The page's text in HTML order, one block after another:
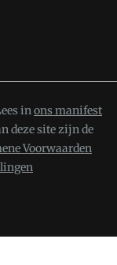
inons manifest
deze site zijn de
Voorwaarden